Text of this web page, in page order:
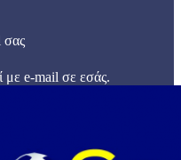
σας
με e-mail σε εσάς.